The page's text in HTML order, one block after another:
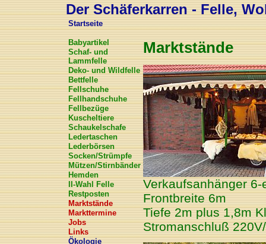
Der Schäferkarren - Felle,
Startseite
Babyartikel
Schaf- und
Lammfelle
Deko- und Wildfelle
Bettfelle
Fellschuhe
Fellhandschuhe
Fellbezüge
Kuscheltiere
Schaukelschafe
Ledertaschen
Lederbörsen
Socken/Strümpfe
Mützen/Stirnbänder
Hemden
II-Wahl Felle
Restposten
Marktstände
Markttermine
Jobs
Links
Ökologie
Marktstände
Verkaufsanhänger 6-
Frontbreite 6m
Tiefe 2m plus 1,8m
Stromanschluß